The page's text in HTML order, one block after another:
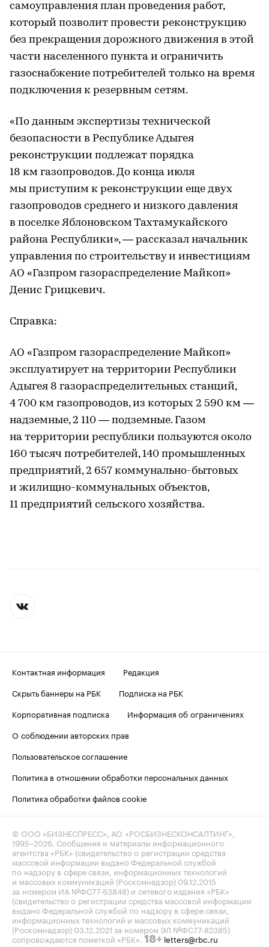
самоуправления план проведения работ,
который позволит провести реконструкцию
без прекращения дорожного движения в этой
части населенного пункта и ограничить
газоснабжение потребителей только на время
подключения к резервным сетям.
«По данным экспертизы технической
безопасности в Республике Адыгея
реконструкции подлежат порядка
18 км газопроводов. До конца июля
мы приступим к реконструкции еще двух
газопроводов среднего и низкого давления
в поселке Яблоновском Тахтамукайского
района Республики», — рассказал начальник
управления по строительству и инвестициям
АО «Газпром газораспределение Майкоп»
Денис Грицкевич.
Справка:
АО «Газпром газораспределение Майкоп»
эксплуатирует на территории Республики
Адыгея 8 газораспределительных станций,
4 700 км газопроводов, из которых 2 590 км —
надземные, 2 110 — подземные. Газом
на территории республики пользуются около
160 тысяч потребителей, 140 промышленных
предприятий, 2 657 коммунально-бытовых
и жилищно-коммунальных объектов,
11 предприятий сельского хозяйства.
Контактная информация
Редакция
Скрыть баннеры на РБК
Подписка на РБК
Корпоративная подписка
Информация об ограничениях
О соблюдении авторских прав
Пользовательское соглашение
Политика в отношении обработки персональных данных
Политика обработки файлов cookie
© ООО «БИЗНЕСПРЕСС», АО «РОСБИЗНЕСКОНСАЛТИНГ»,
1995–2026. Сообщения и материалы информационного
агентства «РБК» (свидетельство о регистрации средства
массовой информации выдано Федеральной службой
по надзору в сфере связи, информационных технологий
и массовых коммуникаций (Роскомнадзор) 09.12.2015
за номером ИА №ФС77-63848) и сетевого издания «РБК»
(свидетельство о регистрации средства массовой информации
выдано Федеральной службой по надзору в сфере связи,
информационных технологий и массовых коммуникаций
(Роскомнадзор) 03.12.2021 за номером ЭЛ №ФС77-82385)
сопровождаются пометкой «РБК». 18+ letters@rbc.ru